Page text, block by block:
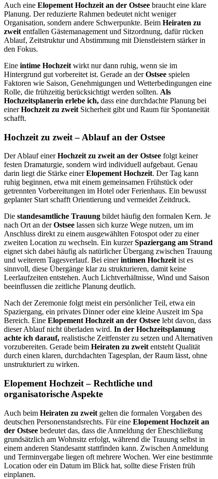
Auch eine Elopement Hochzeit an der Ostsee braucht eine klare
Planung. Der reduzierte Rahmen bedeutet nicht weniger
Organisation, sondern andere Schwerpunkte. Beim Heiraten zu
zweit entfallen Gästemanagement und Sitzordnung, dafür rücken
Ablauf, Zeitstruktur und Abstimmung mit Dienstleistern stärker in
den Fokus.
Eine intime Hochzeit wirkt nur dann ruhig, wenn sie im
Hintergrund gut vorbereitet ist. Gerade an derOstsee spielen
Faktoren wie Saison, Genehmigungen und Wetterbedingungen eine
Rolle, die frühzeitig berücksichtigt werden sollten. Als
Hochzeitsplanerin erlebe ich, dass eine durchdachte Planung bei
einerHochzeit zu zweit Sicherheit gibt und Raum für Spontaneität
schafft.
Hochzeit zu zweit – Ablauf an der Ostsee
Der Ablauf einerHochzeit zu zweit an der Ostsee folgt keiner
festen Dramaturgie, sondern wird individuell aufgebaut. Genau
darin liegt die Stärke einerElopement Hochzeit. Der Tag kann
ruhig beginnen, etwa mit einem gemeinsamen Frühstück oder
getrennten Vorbereitungen im Hotel oder Ferienhaus. Ein bewusst
geplanter Start schafft Orientierung und vermeidet Zeitdruck.
Die standesamtliche Trauung bildet häufig den formalen Kern. Je
nach Ort an derOstsee lassen sich kurze Wege nutzen, um im
Anschluss direkt zu einem ausgewählten Fotospot oder zu einer
zweiten Location zu wechseln. Ein kurzerSpaziergang am Strand
eignet sich dabei häufig als natürlicher Übergang zwischen Trauung
und weiterem Tagesverlauf. Bei einerintimen Hochzeit ist es
sinnvoll, diese Übergänge klar zu strukturieren, damit keine
Leerlaufzeiten entstehen. Auch Lichtverhältnisse, Wind und Saison
beeinflussen die zeitliche Planung deutlich.
Nach der Zeremonie folgt meist ein persönlicher Teil, etwa ein
Spaziergang, ein privates Dinner oder eine kleine Auszeit im Spa
Bereich. Eine Elopement Hochzeit an der Ostsee lebt davon, dass
dieser Ablauf nicht überladen wird. In der Hochzeitsplanung
achte ich darauf, realistische Zeitfenster zu setzen und Alternativen
vorzubereiten. Gerade beim Heiraten zu zweit entsteht Qualität
durch einen klaren, durchdachten Tagesplan, der Raum lässt, ohne
unstrukturiert zu wirken.
Elopement Hochzeit – Rechtliche und
organisatorische Aspekte
Auch beim Heiraten zu zweit gelten die formalen Vorgaben des
deutschen Personenstandsrechts. Für eine Elopement Hochzeit an
der Ostsee bedeutet das, dass die Anmeldung der Eheschließung
grundsätzlich am Wohnsitz erfolgt, während die Trauung selbst in
einem anderen Standesamt stattfinden kann. Zwischen Anmeldung
und Terminvergabe liegen oft mehrere Wochen. Wer eine bestimmte
Location oder ein Datum im Blick hat, sollte diese Fristen früh
einplanen.